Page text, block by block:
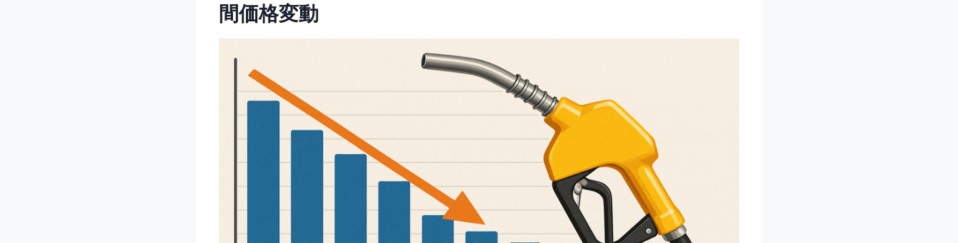
間価格変動